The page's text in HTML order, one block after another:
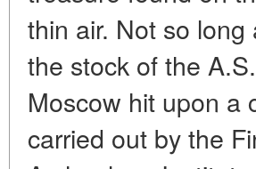
thin air. Not so
the stock of the
Moscow hit upon a
carried out by the